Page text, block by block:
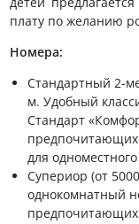
плату по желанию
Номера:
Стандартный 2-
м. Удобный
Стандарт
предпочитающих
для
Супериор (от
однокомнатный
предпочитающих